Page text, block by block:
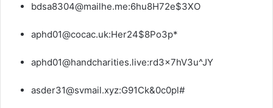
bdsa8304@mailhe.me:6hu8H72e$3XO
aphd01@cocac.uk:Her24$8Po3p*
aphd01@handcharities.live:rd3x7hV3u^JY
asder31@svmail.xyz:G91Ck&0c0pl#